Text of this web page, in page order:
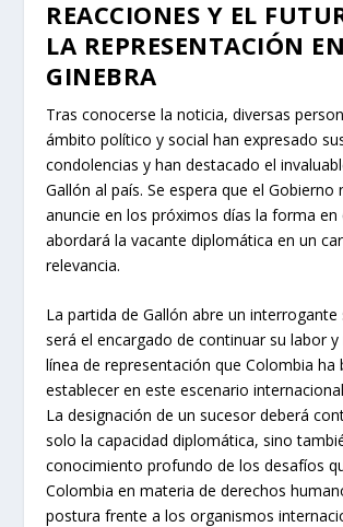
REACCIONES Y EL
LA REPRESENTACIÓN EN
GINEBRA
Tras conocerse la noticia, diversas
ámbito político y social han expresado
condolencias y han destacado el
Gallón al país. Se espera que el Gobierno
anuncie en los próximos días la forma en
abordará la vacante diplomática en un
relevancia.
La partida de Gallón abre un interrogante
será el encargado de continuar su labor
línea de representación que Colombia ha
establecer en este escenario
La designación de un sucesor deberá
solo la capacidad diplomática, sino
conocimiento profundo de los desafíos
Colombia en materia de derechos
postura frente a los organismos